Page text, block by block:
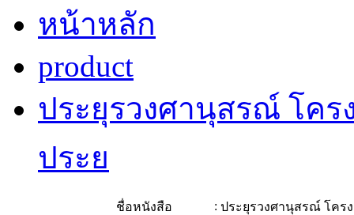
หน้าหลัก
product
ประยุรวงศานุสรณ์ โค
ประย
ชื่อหนังสือ : ประยุรวงศานุสรณ์ โคร